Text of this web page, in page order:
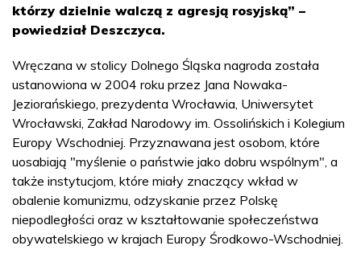
którzy dzielnie walczą z agresją rosyjską” –
powiedział Deszczyca.
Wręczana w stolicy Dolnego Śląska nagroda została
ustanowiona w 2004 roku przez Jana Nowaka-
Jeziorańskiego, prezydenta Wrocławia, Uniwersytet
Wrocławski, Zakład Narodowy im. Ossolińskich i Kolegium
Europy Wschodniej. Przyznawana jest osobom, które
uosabiają "myślenie o państwie jako dobru wspólnym", a
także instytucjom, które miały znaczący wkład w
obalenie komunizmu, odzyskanie przez Polskę
niepodległości oraz w kształtowanie społeczeństwa
obywatelskiego w krajach Europy Środkowo-Wschodniej.